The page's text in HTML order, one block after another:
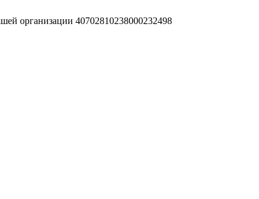
организации 40702810238000232498